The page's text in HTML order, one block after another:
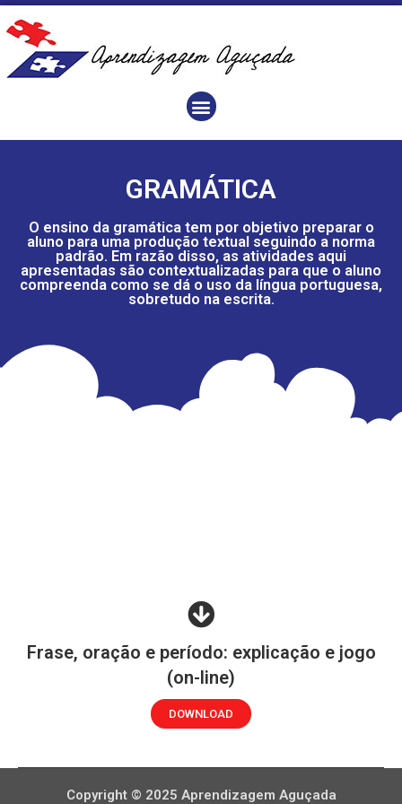
GRAMÁTICA
O ensino da gramática tem por objetivo preparar o
aluno para uma produção textual seguindo a norma
padrão. Em razão disso, as atividades aqui
apresentadas são contextualizadas para que o aluno
compreenda como se dá o uso da língua portuguesa,
sobretudo na escrita.
Frase, oração e período: explicação e jogo
(on-line)
DOWNLOAD
Copyright © 2025 Aprendizagem Aguçada